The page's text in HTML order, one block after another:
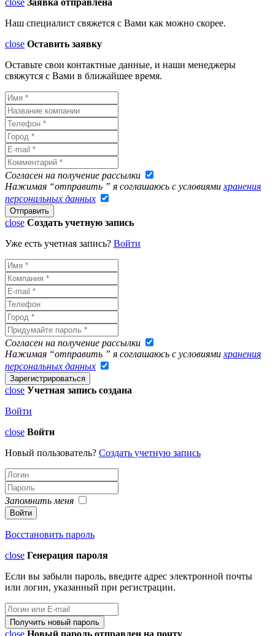
Наш специалист свяжется с Вами как можно скорее.
close Оставить заявку
Оставьте свои контактные данные, и наши менеджеры
свяжутся с Вами в ближайшее время.
Согласен на получение рассылки
Нажимая “отправить ” я соглашаюсь с условиями хранения
персональных данных
close Создать учетную запись
Уже есть учетная запись? Войти
Согласен на получение рассылки
Нажимая “отправить ” я соглашаюсь с условиями хранения
персональных данных
close Учетная запись создана
Войти
close Войти
Новый пользователь? Создать учетную запись
Запомнить меня
Восстановить пароль
close Генерация пароля
Если вы забыли пароль, введите адрес электронной почты
или логин, указанный при регистрации.
close Новый пароль отправлен на почту